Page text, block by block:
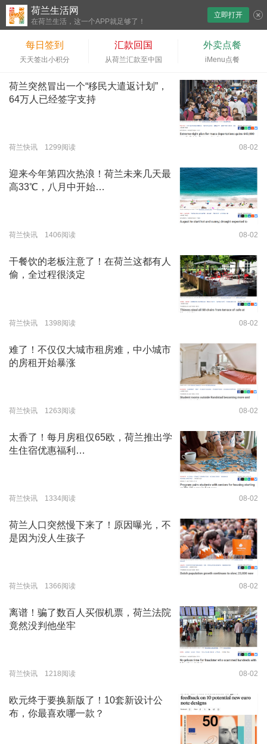
荷兰生活网
在荷兰生活，这一个APP就足够了！
立即打开
每日签到
天天签出小积分
汇款回国
从荷兰汇款至中国
外卖点餐
iMenu点餐
荷兰突然冒出一个“移民大遣返计划”，
64万人已经签字支持
荷兰快讯 1299阅读 08-02
迎来今年第四次热浪！荷兰未来几天最
高33℃，八月中开始…
荷兰快讯 1406阅读 08-02
干餐饮的老板注意了！在荷兰这都有人
偷，全过程很淡定
荷兰快讯 1398阅读 08-02
难了！不仅仅大城市租房难，中小城市
的房租开始暴涨
荷兰快讯 1263阅读 08-02
太香了！每月房租仅65欧，荷兰推出学
生住宿优惠福利…
荷兰快讯 1334阅读 08-02
荷兰人口突然慢下来了！原因曝光，不
是因为没人生孩子
荷兰快讯 1366阅读 08-02
离谱！骗了数百人买假机票，荷兰法院
竟然没判他坐牢
荷兰快讯 1218阅读 08-02
欧元终于要换新版了！10套新设计公
布，你最喜欢哪一款？